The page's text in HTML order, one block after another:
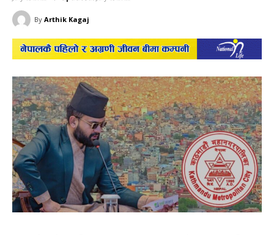
By Arthik Kagaj